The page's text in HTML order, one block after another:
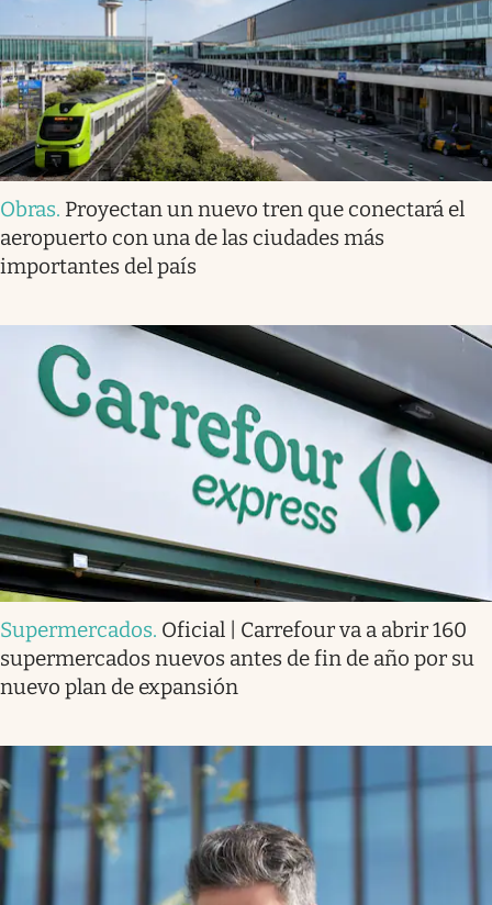
Obras. Proyectan un nuevo tren que conectará el
aeropuerto con una de las ciudades más
importantes del país
Supermercados. Oficial | Carrefour va a abrir 160
supermercados nuevos antes de fin de año por su
nuevo plan de expansión